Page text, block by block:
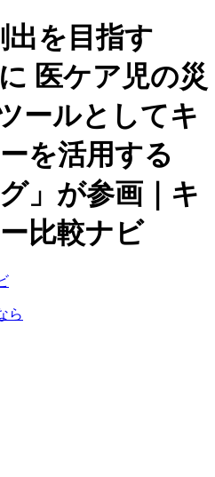
出を目指す
医ケア児の災
ールとしてキ
を活用する
」が参画｜キ
比較ナビ
ら